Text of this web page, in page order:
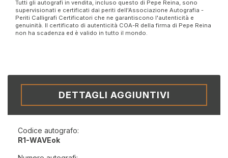
Tutti gli autografi in vendita, incluso questo di Pepe Reina, sono
supervisionati e certificati dai periti dell'Associazione Autografia -
Periti Calligrafi Certificatori che ne garantiscono l'autenticità e
genuinità. Il certificato di autenticità COA-R della firma di Pepe Reina
non ha scadenza ed è valido in tutto il mondo.
DETTAGLI AGGIUNTIVI
Codice autografo:
R1-WAVEok